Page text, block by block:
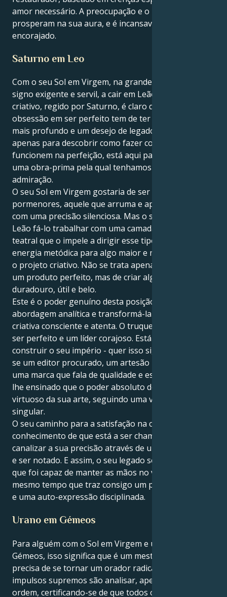
amor necessário. A preocupação e o respeito
prosperam na sua aura, e é incansavelmente
encorajado.
Saturno em Leo
Com o seu Sol em Virgem, na grande lição de vida do
signo exigente e servil, a cair em Leão, orgulhoso e
criativo, regido por Saturno, é claro que a sua
obsessão em ser perfeito tem de ter um significado
mais profundo e um desejo de legado. Não está aqui
apenas para descobrir como fazer com que as coisas
funcionem na perfeição, está aqui para construir
uma obra-prima pela qual tenhamos respeito e
admiração.
O seu Sol em Virgem gostaria de ser o mestre dos
pormenores, aquele que arruma e aperfeiçoa tudo
com uma precisão silenciosa. Mas o seu Saturno em
Leão fá-lo trabalhar com uma camada de ambição
teatral que o impele a dirigir esse tipo particular de
energia metódica para algo maior e mais grandioso,
o projeto criativo. Não se trata apenas de produzir
um produto perfeito, mas de criar algo de valor
duradouro, útil e belo.
Este é o poder genuíno desta posição, pegar na sua
abordagem analítica e transformá-la numa agenda
criativa consciente e atenta. O truque é aprender a
ser perfeito e um líder corajoso. Está aqui para
construir o seu império - quer isso signifique tornar-
se um editor procurado, um artesão premiado ou
uma marca que fala de qualidade e estilo confiante. É-
lhe ensinado que o poder absoluto deriva de ser um
virtuoso da sua arte, seguindo uma visão criativa
singular.
O seu caminho para a satisfação na carreira é o
conhecimento de que está a ser chamado para
canalizar a sua precisão através de um meio criativo
e ser notado. E assim, o seu legado será o de alguém
que foi capaz de manter as mãos no volante, ao
mesmo tempo que traz consigo um pragmatismo cru
e uma auto-expressão disciplinada.
Urano em Gémeos
Para alguém com o Sol em Virgem e um Urano em
Gémeos, isso significa que é um mestre artesão que
precisa de se tornar um orador radical. Os seus
impulsos supremos são analisar, aperfeiçoar e criar
ordem, certificando-se de que todos os pormenores